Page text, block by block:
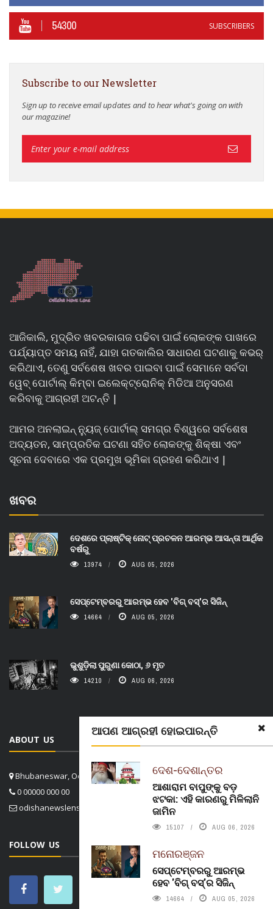
ଆପଣ ଆଗ୍ରହୀ ହୋଇପାରନ୍ତି
ଦେଶ-ଦେଶାନ୍ତର
ଆଶାରାମ ବାପୁଙ୍କୁ ବଡ଼
ଝଟକା: ଏହି କାରଣରୁ ମିଳିଲାନି
ଜାମିନ
15107 AUG 06, 2026
ମନୋରଞ୍ଜନ
ସେପ୍ଟେମ୍ବରରୁ ଆରମ୍ଭ
ହେବ 'ବିଗ୍ ବସ୍'ର ସିଜିନ୍
14664 AUG 05, 2026
54300 SUBSCRIBERS
Subscribe to our Newsletter
Sign up to receive email updates and to hear what's going on with
our magazine!
ଆଜିକାଲି, ମୁଦ୍ରିତ ଖବରକାଗଜ ପଢିବା ପାଇଁ ଲୋକଙ୍କ ପାଖରେ
ପର୍ଯ୍ୟାପ୍ତ ସମୟ ନାହିଁ, ଯାହା ଗତକାଲିର ସାଧାରଣ ଘଟଣାକୁ କଭର୍
କରିଥାଏ, ତେଣୁ ସର୍ବଶେଷ ଖବର ପାଇବା ପାଇଁ ସେମାନେ ସର୍ବଦା
ୱେବ୍ ପୋର୍ଟାଲ୍ କିମ୍ବା ଇଲେକ୍ଟ୍ରୋନିକ୍ ମିଡିଆ ଅନୁସରଣ
କରିବାକୁ ଆଗ୍ରହୀ ଅଟନ୍ତି |
ଆମର ଅନଲାଇନ୍ ନ୍ୟୁଜ୍ ପୋର୍ଟାଲ୍ ସମଗ୍ର ବିଶ୍ୱରେ ସର୍ବଶେଷ
ଅଦ୍ୟତନ, ସାମ୍ପ୍ରତିକ ଘଟଣା ସହିତ ଲୋକଙ୍କୁ ଶିକ୍ଷା ଏବଂ
ସୂଚନା ଦେବାରେ ଏକ ପ୍ରମୁଖ ଭୂମିକା ଗ୍ରହଣ କରିଥାଏ |
ଖବର
ଦେଶରେ ପ୍ଲାଷ୍ଟିକ୍ ନୋଟ୍‌ ପ୍ରଚଳନ ଆରମ୍ଭ ଆସନ୍ତା ଆର୍ଥିକ
ବର୍ଷରୁ
13974 AUG 05, 2026
ସେପ୍ଟେମ୍ବରରୁ ଆରମ୍ଭ ହେବ 'ବିଗ୍ ବସ୍'ର ସିଜିନ୍
14664 AUG 05, 2026
ଭୁଶୁଡ଼ିଲା ପୁରୁଣା କୋଠା, ୬ ମୃତ
14210 AUG 06, 2026
ABOUT US
Bhubaneswar, Odisha, India
0 00000 000 00
odishanewslens@gmail.com
FOLLOW US